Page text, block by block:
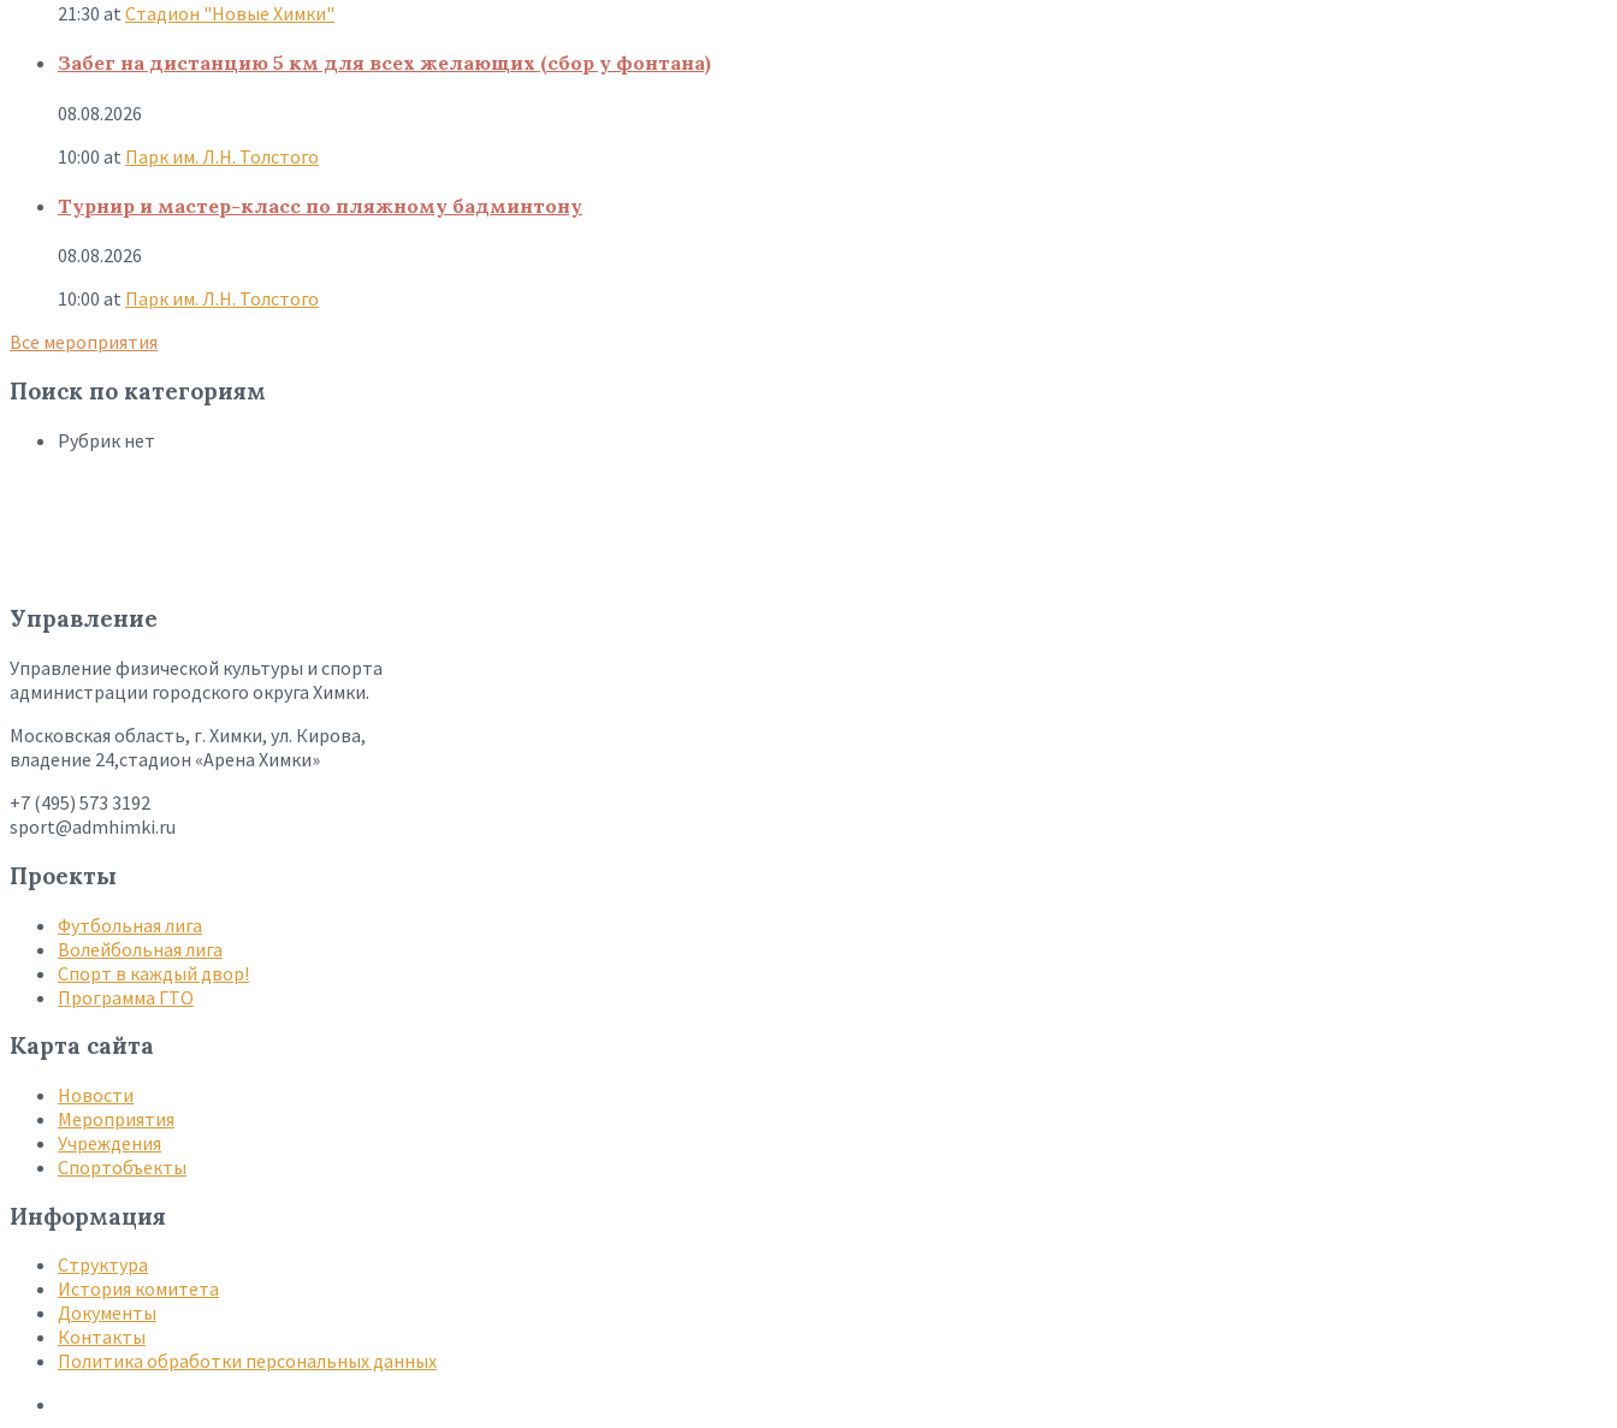
21:30 at Стадион "Новые Химки"
Забег на дистанцию 5 км для всех желающих (сбор у фонтана)
08.08.2026
10:00 at Парк им. Л.Н. Толстого
Турнир и мастер-класс по пляжному бадминтону
08.08.2026
10:00 at Парк им. Л.Н. Толстого
Все мероприятия
Поиск по категориям
Рубрик нет
Управление
Управление физической культуры и спорта
администрации городского округа Химки.
Московская область, г. Химки, ул. Кирова,
владение 24,стадион «Арена Химки»
+7 (495) 573 3192
sport@admhimki.ru
Проекты
Футбольная лига
Волейбольная лига
Спорт в каждый двор!
Программа ГТО
Карта сайта
Новости
Мероприятия
Учреждения
Спортобъекты
Информация
Структура
История комитета
Документы
Контакты
Политика обработки персональных данных